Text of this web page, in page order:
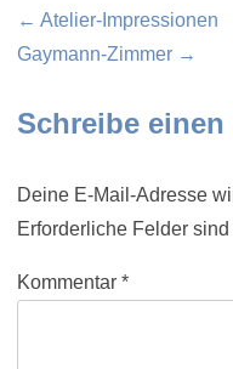
← Atelier-Impressionen
Gaymann-Zimmer →
Schreibe
Deine E-Mail-Adresse
Erforderliche Felder
Kommentar *